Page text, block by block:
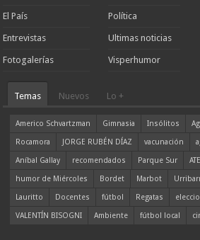
El País
Entrevistas
Fotogalerías
Política
Ultimas noticias
Visperhumor
Temas Nuevos Lo +
Americo Schvartzman Gimnasia Insólitos
Rocamora
JORGE RUBÉN DÍAZ vacunación
Aníbal Gallay
recomendados Parque Sur ATE
humor de Miércoles
Bordet Marbot
Lauritto
Docentes fútbol Regatas
VALENTÍN BISOGNI
Ambiente fútbol local